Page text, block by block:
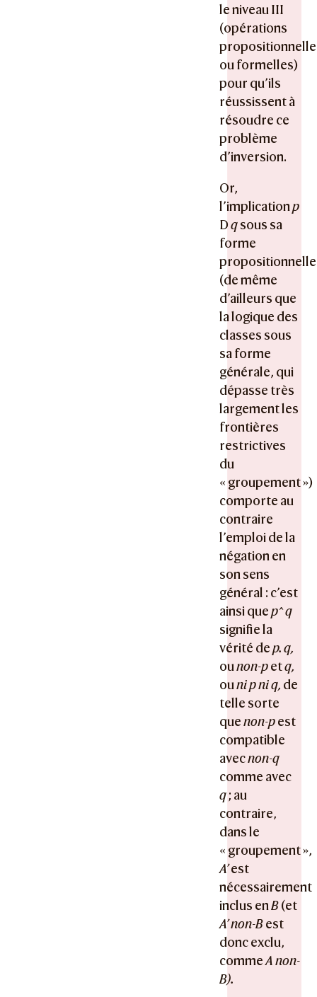
le niveau III
(opérations
ou formelles)
pour qu’ils
réussissent à
résoudre ce
problème
d’inversion.
Or,
l’implicationp
Dqsous sa
forme
propositionnelle
(de même
d’ailleurs que
la logique des
classes sous
sa forme
générale, qui
dépasse très
largement les
frontières
restrictives
du
« groupement »)
comporte au
contraire
l’emploi de la
négation en
son sens
général : c’est
ainsi quep^ q
signifie la
vérité dep. q,
ounon-petq,
ouni p ni q, de
telle sorte
quenon-pest
compatible
avecnon-q
comme avec
q; au
contraire,
dans le
« groupement »,
A’est
nécessairement
inclus enB(et
A’ non-Best
donc exclu,
commeA non-
B).